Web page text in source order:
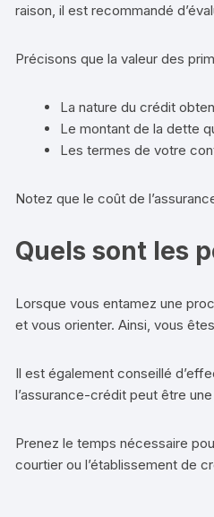
raison, il est recommandé
Précisons que la valeur des
La nature du crédit
Le montant de la dette
Les termes de votre
Notez que le coût de
Quels sont les
Lorsque vous entamez une
et vous orienter. Ainsi, vous
Il est également conseillé
l’assurance-crédit peut être
Prenez le temps nécessaire
courtier ou l’établissement de